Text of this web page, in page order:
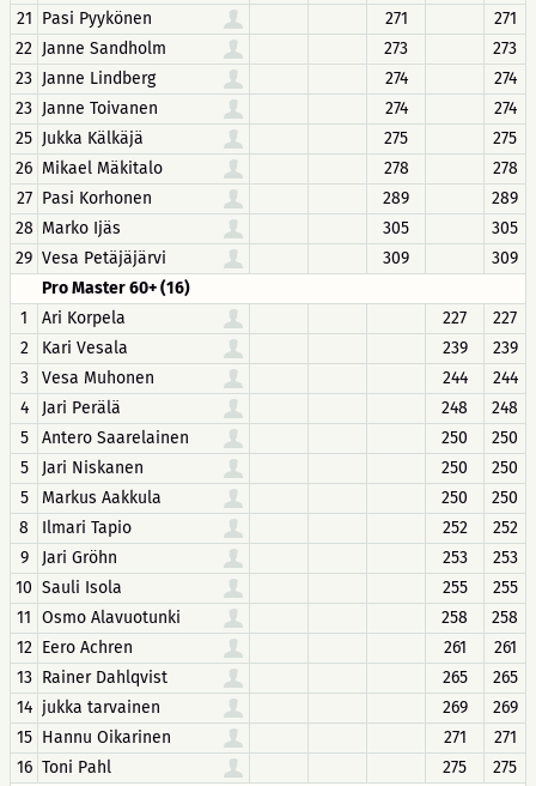
21 Pasi Pyykönen 271
271
22 Janne Sandholm 273
273
23 Janne Lindberg 274
274
23 Janne Toivanen 274
274
25 Jukka Kälkäjä 275
275
26 Mikael Mäkitalo 278
278
27 Pasi Korhonen 289
289
28 Marko Ijäs 305
305
29 Vesa Petäjäjärvi 309
309
Pro Master 60+ (16)
1
Ari Korpela 227
227
2
Kari Vesala 239
239
3
Vesa Muhonen 244
244
4
Jari Perälä 248
248
5
Antero Saarelainen 250
250
5
Jari Niskanen 250
250
5
Markus Aakkula 250
250
8
Ilmari Tapio 252
252
9
Jari Gröhn 253
253
10 Sauli Isola 255
255
11 Osmo Alavuotunki 258
258
12 Eero Achren 261
261
13 Rainer Dahlqvist 265
265
14 jukka tarvainen 269
269
15 Hannu Oikarinen 271
271
16 Toni Pahl 275
275